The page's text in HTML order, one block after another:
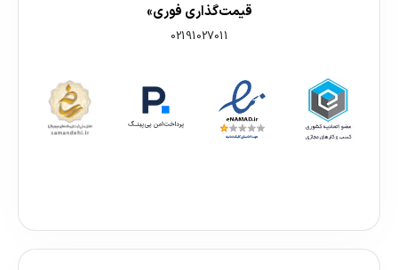
قیمت‌گذاری فوری»
02191027011